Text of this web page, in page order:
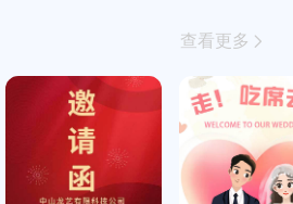
查看更多